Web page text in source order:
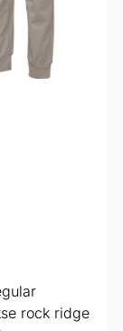
rock ridge